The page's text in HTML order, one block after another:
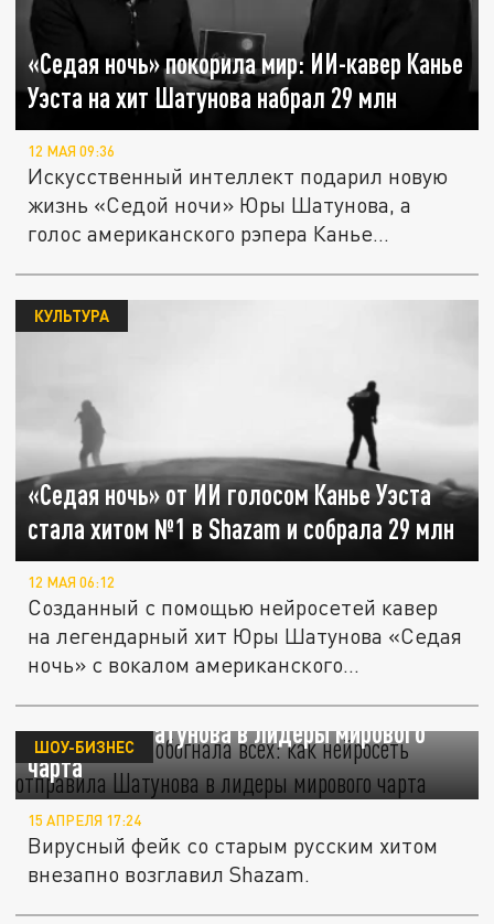
«Седая ночь» покорила мир: ИИ-кавер Канье
Уэста на хит Шатунова набрал 29 млн
12 МАЯ 09:36
Искусственный интеллект подарил новую
жизнь «Седой ночи» Юры Шатунова, а
голос американского рэпера Канье...
«Седая ночь» от ИИ голосом Канье Уэста
стала хитом №1 в Shazam и собрала 29 млн
КУЛЬТУРА
12 МАЯ 06:12
Созданный с помощью нейросетей кавер
на легендарный хит Юры Шатунова «Седая
ночь» с вокалом американского...
«Седая ночь» обогнала всех: как нейросеть
отправила Шатунова в лидеры мирового
чарта
ШОУ-БИЗНЕС
15 АПРЕЛЯ 17:24
Вирусный фейк со старым русским хитом
внезапно возглавил Shazam.